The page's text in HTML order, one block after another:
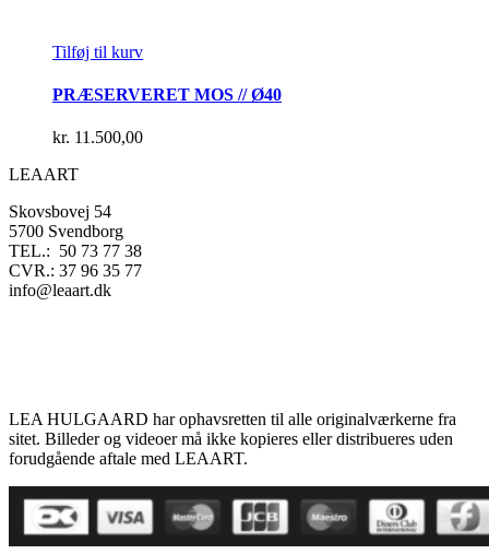
Tilføj til kurv
PRÆSERVERET MOS // Ø40
kr. 11.500,00
LEAART
Skovsbovej 54
5700 Svendborg
TEL.: 50 73 77 38
CVR.: 37 96 35 77
info@leaart.dk
LEA HULGAARD har ophavsretten til alle originalværkerne fra
sitet. Billeder og videoer må ikke kopieres eller distribueres uden
forudgående aftale med LEAART.